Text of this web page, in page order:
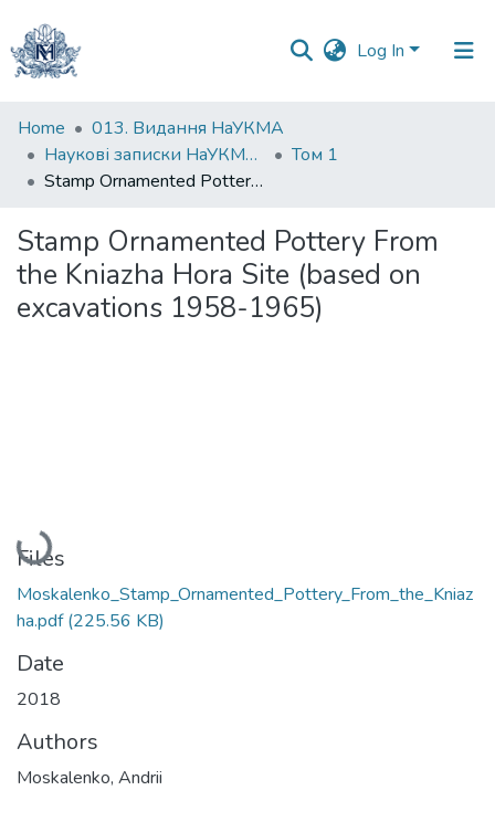
Log In
Communities
&
Collections
Statistics
Home
013. Видання НаУКМА
Наукові записки НаУКМА. Історія і теорія культури
Том 1
Stamp Ornamented Pottery From the Kniazha Hora Site (based on excavations 1958-1965)
Stamp Ornamented Pottery From
the Kniazha Hora Site (based on
excavations 1958-1965)
Loading...
Files
Moskalenko_Stamp_Ornamented_Pottery_From_the_Kniaz
ha.pdf(225.56 KB)
Date
2018
Authors
Moskalenko, Andrii